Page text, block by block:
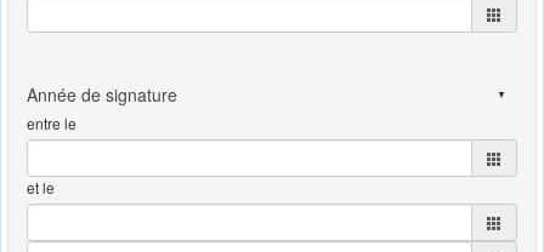
entre le
et le